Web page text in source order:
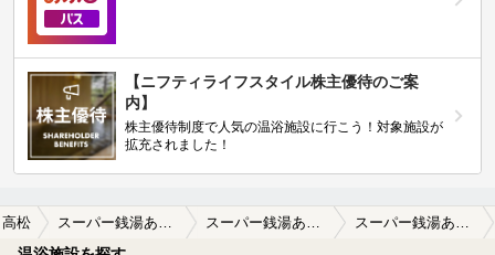
【ニフティライフスタイル株主優待のご案
内】
株主優待制度で人気の温浴施設に行こう！対象施設が
拡充されました！
高松